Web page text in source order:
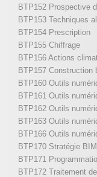
BTP152 Prospective
BTP153 Techniques
BTP154 Prescription
BTP155 Chiffrage
BTP156 Actions
BTP157 Construction
BTP160 Outils
BTP161 Outils
BTP162 Outils
BTP163 Outils
BTP166 Outils
BTP170 Stratégie BIM
BTP171
BTP172 Traitement